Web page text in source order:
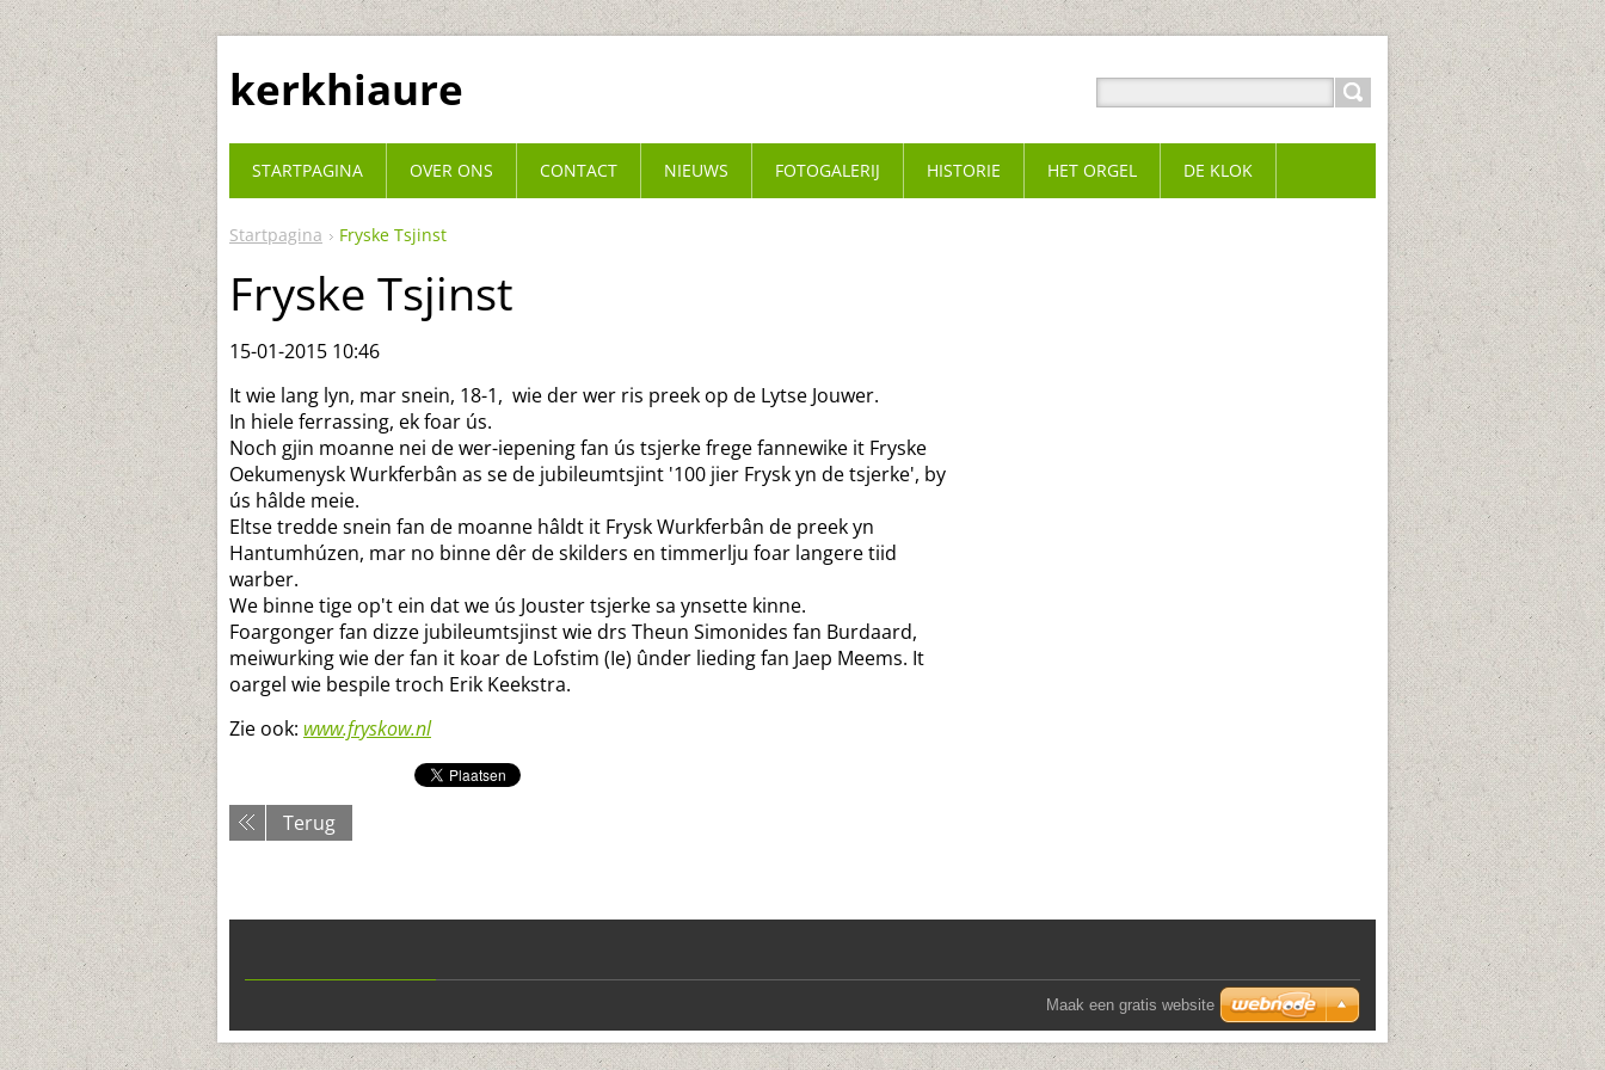
kerkhiaure
Startpagina Fryske Tsjinst
Fryske Tsjinst
15-01-2015 10:46
It wie lang lyn, mar snein, 18-1, wie der wer ris preek op de Lytse Jouwer.
In hiele ferrassing, ek foar ús.
Noch gjin moanne nei de wer-iepening fan ús tsjerke frege fannewike it Fryske
Oekumenysk Wurkferbân as se de jubileumtsjint '100 jier Frysk yn de tsjerke', by
ús hâlde meie.
Eltse tredde snein fan de moanne hâldt it Frysk Wurkferbân de preek yn
Hantumhúzen, mar no binne dêr de skilders en timmerlju foar langere tiid
warber.
We binne tige op't ein dat we ús Jouster tsjerke sa ynsette kinne.
Foargonger fan dizze jubileumtsjinst wie drs Theun Simonides fan Burdaard,
meiwurking wie der fan it koar de Lofstim (Ie) ûnder lieding fan Jaep Meems. It
oargel wie bespile troch Erik Keekstra.
Zie ook: www.fryskow.nl
Terug
STARTPAGINA OVER ONS CONTACT NIEUWS FOTOGALERIJ HISTORIE HET ORGEL DE KLOK
Maak een gratis website